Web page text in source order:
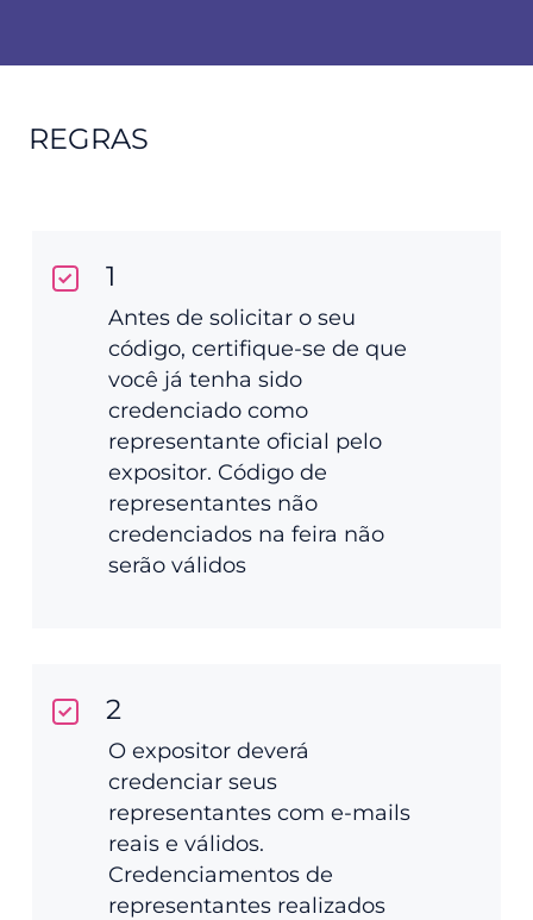
REGRAS
1
Antes de solicitar o seu
código, certifique-se de que
você já tenha sido
credenciado como
representante oficial pelo
expositor. Código de
representantes não
credenciados na feira não
serão válidos
2
O expositor deverá
credenciar seus
representantes com e-mails
reais e válidos.
Credenciamentos de
representantes realizados